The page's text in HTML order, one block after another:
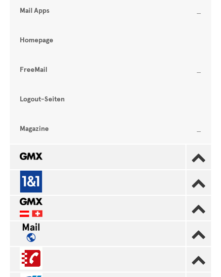
Mail Apps
Homepage
FreeMail
Logout-Seiten
Magazine




